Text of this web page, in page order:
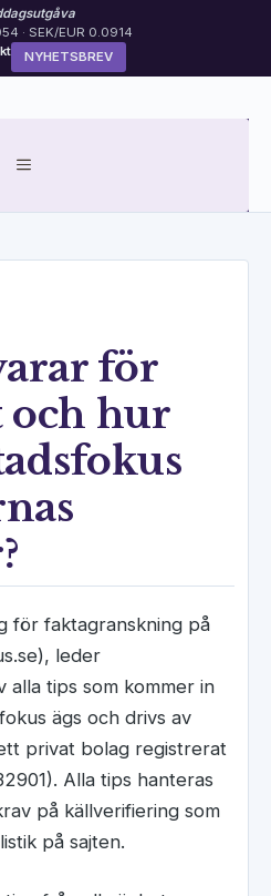
· SEK/EUR 0.0914
NYHETSBREV
MENY
för
och hur
för faktagranskning på
leder
alla tips som kommer in
ägs och drivs av
privat bolag registrerat
Alla tips hanteras
på källverifiering som
på sajten.